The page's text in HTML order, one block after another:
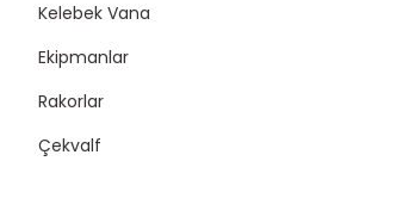
Kelebek Vana
Ekipmanlar
Rakorlar
Çekvalf